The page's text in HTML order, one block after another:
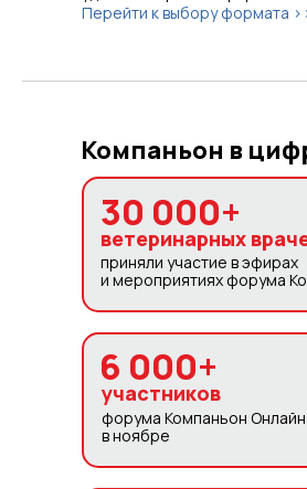
Перейти к выбору формата
6 000+
форума Компаньон
в ноябре
участников
30 000+
приняли участие в эфирах
и мероприятиях форума
ветеринарных
Компаньон в